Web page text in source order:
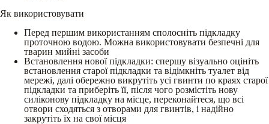
Як використовувати
Перед першим використанням сполосніть підкладку
проточною водою. Можна використовувати безпечні для
тварин мийні засоби
Встановлення нової підкладки: спершу візуально оцініть
встановлення старої підкладки та відімкніть туалет від
мережі, далі обережно викрутіть усі гвинти по краях старої
підкладки та приберіть її, після чого розмістіть нову
силіконову підкладку на місце, переконайтеся, що всі
отвори сходяться з отворами для гвинтів, і надійно
закрутіть їх на свої місця